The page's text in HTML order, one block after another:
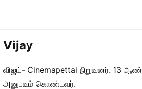
Vijay
விஜய்- Cinemapettai நிறுவனர். 13
அனுபவம் கொண்டவர்.